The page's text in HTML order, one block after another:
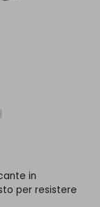
in
per resistere